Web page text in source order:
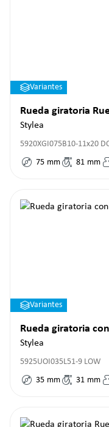
Variantes
Rueda giratoria
Stylea
5920XGI075B10-11x20
75 mm 81 mm
Variantes
Rueda giratoria
Stylea
5925UOI035L51-9 LOW
35 mm 31 mm